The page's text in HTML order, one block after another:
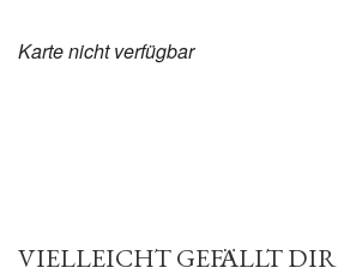
Karte nicht verfügbar
VIELLEICHT GEFÄLLT DIR